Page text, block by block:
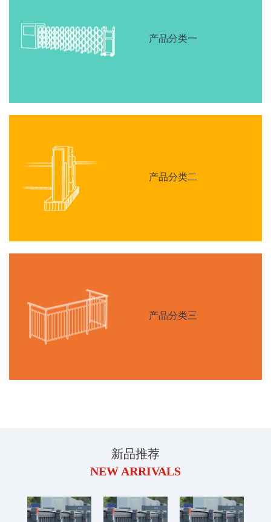
产品分类一
产品分类二
产品分类三
新品推荐
NEW ARRIVALS